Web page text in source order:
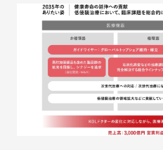
やさしくわかる病気
ニュースリリース
朝日インテックとは